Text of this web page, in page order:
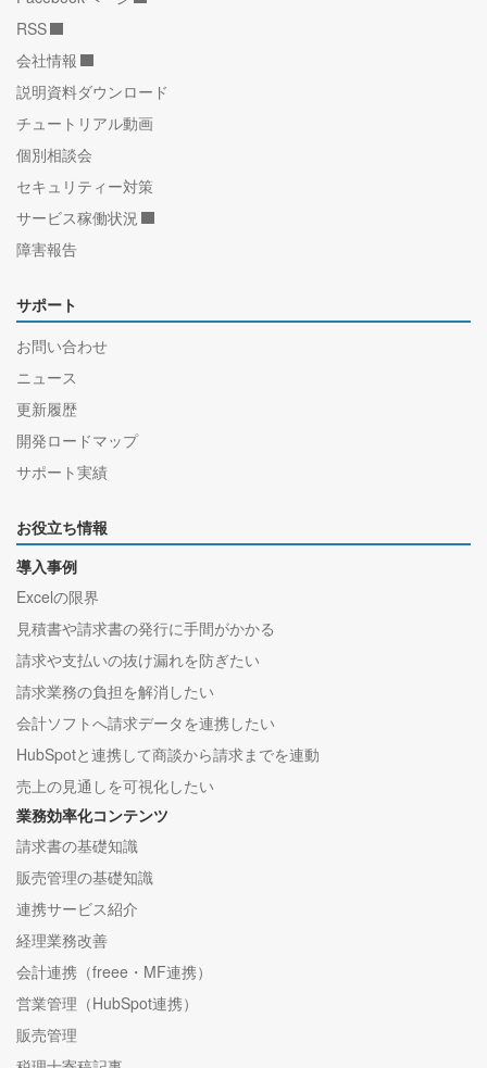
RSS
会社情報
説明資料ダウンロード
チュートリアル動画
個別相談会
セキュリティー対策
サービス稼働状況
障害報告
サポート
お問い合わせ
ニュース
更新履歴
開発ロードマップ
サポート実績
お役立ち情報
導入事例
Excelの限界
見積書や請求書の発行に手間がかかる
請求や支払いの抜け漏れを防ぎたい
請求業務の負担を解消したい
会計ソフトへ請求データを連携したい
HubSpotと連携して商談から請求までを連動
売上の見通しを可視化したい
業務効率化コンテンツ
請求書の基礎知識
販売管理の基礎知識
連携サービス紹介
経理業務改善
会計連携（freee・MF連携）
営業管理（HubSpot連携）
販売管理